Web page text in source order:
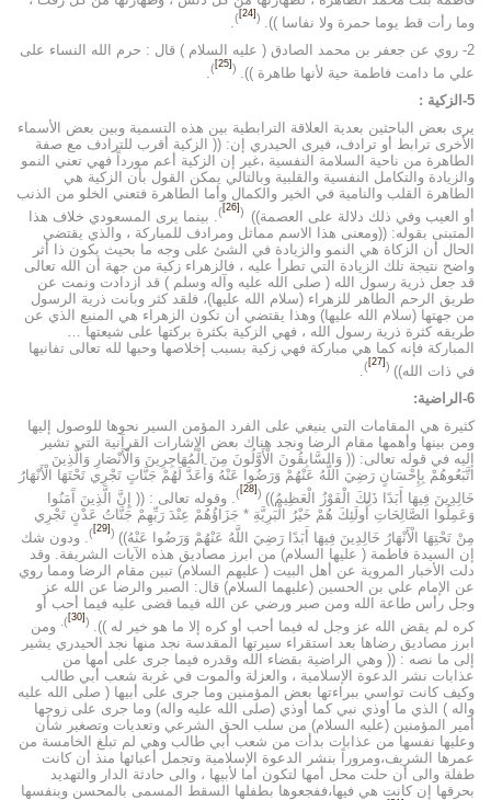
وما رأت قط يوما حمرة ولا نفاسا )). (
[24]
)
.
2- روي عن جعفر بن محمد الصادق ( عليه السلام ) قال : حرم الله النساء على
علي ما دامت فاطمة حية لأنها طاهرة )). (
[25]
)
.
5-الزكية :
يرى بعض الباحثين بعدية العلاقة الترابطية بين هذه التسمية وبين بعض الأسماء
الأخرى ترابط أو ترادف، فيرى الحيدري إن: (( الزكية أقرب للترادف مع صفة
الطاهرة من ناحية السلامة النفسية ،غير إن الزكية أعم مورداً فهي تعني النمو
والزيادة والتكامل النفسية والقلبية وبالتالي يمكن القول بأن الزكية هي
الطاهرة القلب والنامية في الخير والكمال وأما الطاهرة فتعني الخلو من الذنب
أو العيب وفي ذلك دلالة على العصمة)) (
[26]
). بينما يرى المسعودي خلاف هذا
المتبنى بقوله: ((ومعنى هذا الاسم مماثل ومرادف للمباركة ، والذي يقتضي
الحال أن الزكاة هي النمو والزيادة في الشئ على وجه ما بحيث يكون ذا أثر
واضح نتيجة تلك الزيادة التي تطرأ عليه ، فالزهراء زكية من جهة أن الله تعالى
قد جعل ذرية رسول الله ( صلى الله عليه وآله وسلم ) قد ازدادت ونمت عن
طريق الرحم الطاهر للزهراء (سلام الله عليها)، فلقد كثر وبانت ذرية الرسول
من جهتها (سلام الله عليها) وهذا يقتضي أن تكون الزهراء هي المنبع الذي عن
طريقه كثرة ذرية رسول الله ، فهي الزكية بكثرة بركتها على شيعتها …
المباركة فإنه كما هي مباركة فهي زكية بسبب إخلاصها وحبها لله تعالى تفانيها
في ذات الله)) (
[27]
)
.
6- الراضية:
كثيرة هي المقامات التي ينبغي على الفرد المؤمن السير نحوها للوصول إليها
ومن بينها وأهمها مقام الرضا ونجد هناك بعض الإشارات القرآنية التي تشير
إليه في قوله تعالى: (( وَالسَّابِقُونَ الْأَوَّلُونَ مِنَ الْمُهَاجِرِينَ وَالْأَنْصَارِ وَالَّذِينَ
اتَّبَعُوهُمْ بِإِحْسَانٍ رَضِيَ اللَّهُ عَنْهُمْ وَرَضُوا عَنْهُ وَأَعَدَّ لَهُمْ جَنَّاتٍ تَجْرِي تَحْتَهَا الْأَنْهَارُ
خَالِدِينَ فِيهَا أَبَدًا ذَلِكَ الْفَوْزُ الْعَظِيمُ)) (
[28]
)
. وقوله تعالى : (( إِنَّ الَّذِينَ آَمَنُوا
وَعَمِلُوا الصَّالِحَاتِ أُولَئِكَ هُمْ خَيْرُ الْبَرِيَّةِ * جَزَاؤُهُمْ عِنْدَ رَبِّهِمْ جَنَّاتُ عَدْنٍ تَجْرِي
مِنْ تَحْتِهَا الْأَنْهَارُ خَالِدِينَ فِيهَا أَبَدًا رَضِيَ اللَّهُ عَنْهُمْ وَرَضُوا عَنْهُ)) (
[29]
)
. ودون شك
إن السيدة فاطمة ( عليها السلام) من ابرز مصاديق هذه الآيات الشريفة. وقد
دلت الأخبار المروية عن أهل البيت ( عليهم السلام) تبين مقام الرضا ومما روي
عن الإمام علي بن الحسين (عليهما السلام) قال: الصبر والرضا عن الله عز
وجل رأس طاعة الله ومن صبر ورضي عن الله فيما قضى عليه فيما أحب أو
كره لم يقض الله عز وجل له فيما أحب أو كره إلا ما هو خير له )).
(
[30]
). ومن
ابرز مصاديق رضاها بعد استقراء سيرتها المقدسة نجد منها نجد الحيدري يشير
إلى ما نصه : (( وهي الراضية بقضاء الله وقدره فيما جرى على أمها من
عذابات نشر الدعوة الإسلامية ، والعزلة والموت في غربة شعب أبي طالب
وكيف كانت تواسي ببراءتها بعض المؤمنين وما جرى على أبيها ( صلى الله عليه
واله ) الذي ما أوذي نبي كما أوذي (صلى الله عليه واله) وما جرى على زوجها
أمير المؤمنين (عليه السلام) من سلب الحق الشرعي وتعديات وتصغير شأن
وعليها نفسها من عذابات بدأت من شعب أبي طالب وهي لم تبلغ الخامسة من
عمرها الشريف،ومروراً بنشر الدعوة الإسلامية وتجمل أعبائها منذ أن كانت
طفلة والى أن حلت محل أمها لتكون أما لأبيها ، والى حادثة الدار والتهديد
بحرقها إن كانت هي فيها،ففجعوها بطفلها السقط المسمى بالمحسن وبنفسها